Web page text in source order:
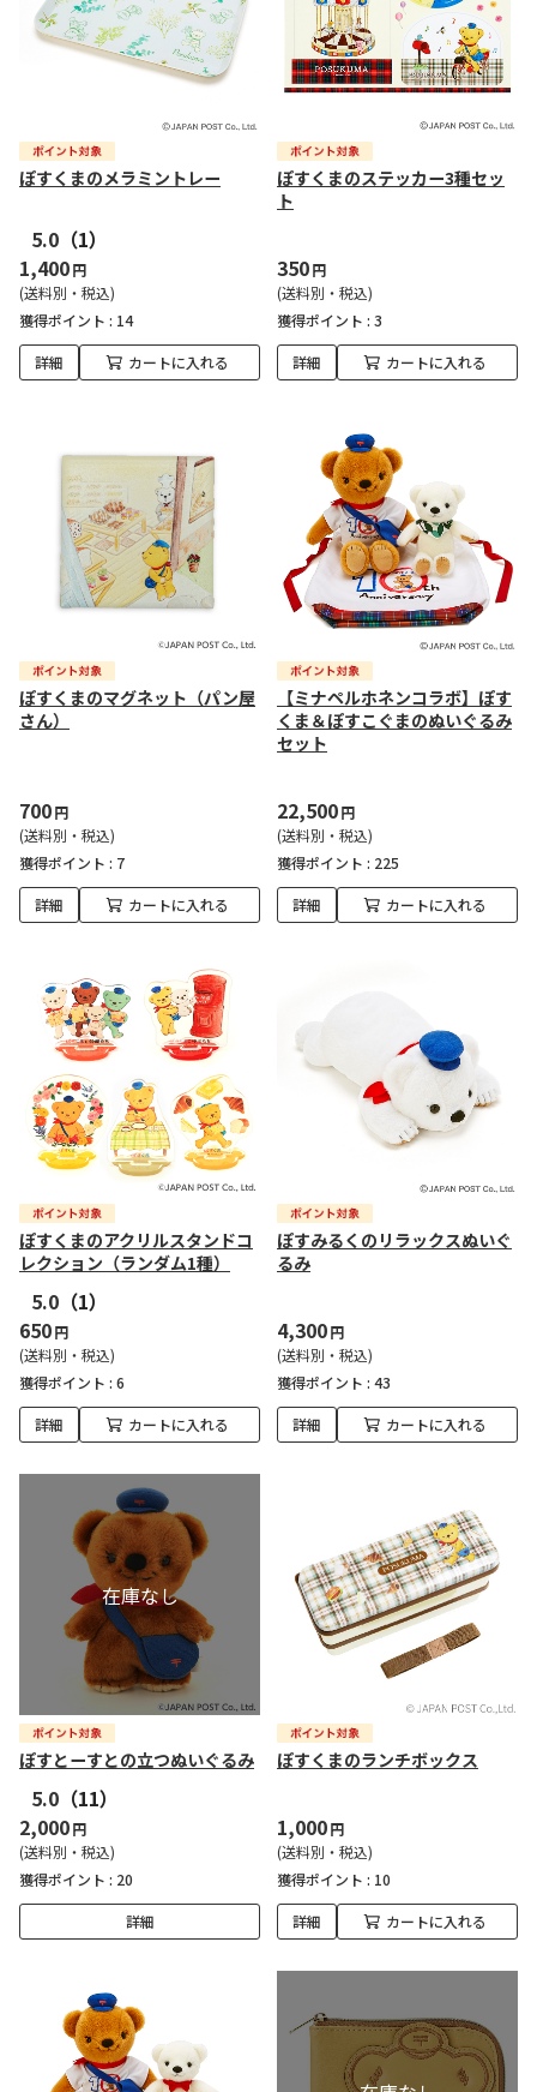
ぽすくまのメラミントレー
5.0 （1）
1,400円
(送料別・税込)
獲得ポイント : 14
詳細 カートに入れる
ぽすくまのステッカー3種セッ
ト
350円
(送料別・税込)
獲得ポイント : 3
詳細 カートに入れる
ぽすくまのマグネット（パン屋
さん）
700円
(送料別・税込)
獲得ポイント : 7
詳細 カートに入れる
【ミナペルホネンコラボ】ぽす
くま＆ぽすこぐまのぬいぐるみ
セット
22,500円
(送料別・税込)
獲得ポイント : 225
詳細 カートに入れる
ぽすくまのアクリルスタンドコ
レクション（ランダム1種）
5.0 （1）
650円
(送料別・税込)
獲得ポイント : 6
詳細 カートに入れる
ぽすみるくのリラックスぬいぐ
るみ
4,300円
(送料別・税込)
獲得ポイント : 43
詳細 カートに入れる
ぽすとーすとの立つぬいぐるみ
5.0 （11）
2,000円
(送料別・税込)
獲得ポイント : 20
詳細
ぽすくまのランチボックス
1,000円
(送料別・税込)
獲得ポイント : 10
詳細 カートに入れる